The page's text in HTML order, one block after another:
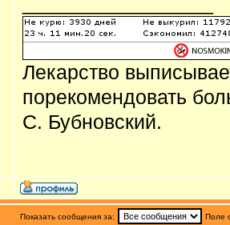
Лекарство
порекомендовать
С. Бубновский.
Показать сообщения за: Поле